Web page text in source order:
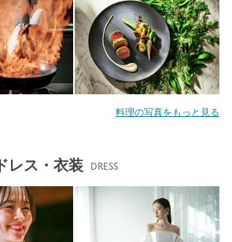
料理の写真をもっと見る
ドレス・衣装 DRESS